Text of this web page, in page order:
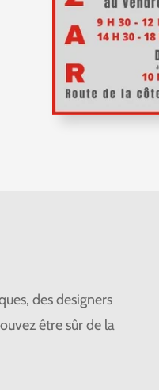
des designers
être sûr de la